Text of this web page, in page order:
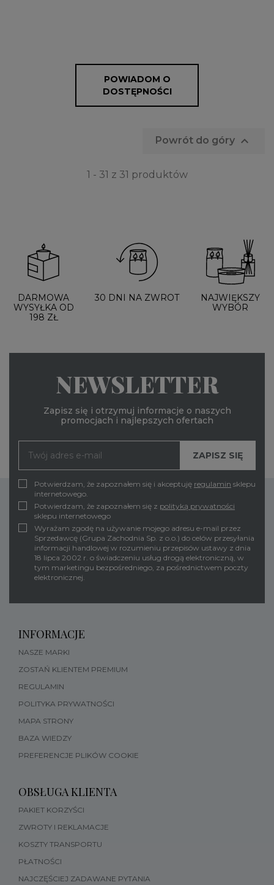
POWIADOM O
DOSTĘPNOŚCI
Powrót do góry 
1 - 31 z 31 produktów
DARMOWA
WYSYŁKA OD
198 ZŁ
30 DNI NA ZWROT
NAJWIĘKSZY
WYBÓR
NEWSLETTER
Zapisz się i otrzymuj informacje o naszych
promocjach i najlepszych ofertach
Potwierdzam, że zapoznałem się i akceptuję regulamin sklepu
internetowego.
Potwierdzam, że zapoznałem się z polityką prywatności
sklepu internetowego
Wyrażam zgodę na używanie mojego adresu e-mail przez
Sprzedawcę (Grupa Zachodnia Sp. z o.o.) do celów przesyłania
informacji handlowej w rozumieniu przepisów ustawy z dnia
18 lipca 2002 r. o świadczeniu usług drogą elektroniczną, w
tym marketingu bezpośredniego, za pośrednictwem poczty
elektronicznej.
INFORMACJE
NASZE MARKI
ZOSTAŃ KLIENTEM PREMIUM
REGULAMIN
POLITYKA PRYWATNOŚCI
MAPA STRONY
BAZA WIEDZY
PREFERENCJE PLIKÓW COOKIE
OBSŁUGA KLIENTA
PAKIET KORZYŚCI
ZWROTY I REKLAMACJE
KOSZTY TRANSPORTU
PŁATNOŚCI
NAJCZĘŚCIEJ ZADAWANE PYTANIA